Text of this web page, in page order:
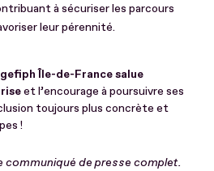
à sécuriser les parcours
leur pérennité.
Île-de-France salue
et l’encourage à poursuivre ses
toujours plus concrète et
!
communiqué de presse complet.